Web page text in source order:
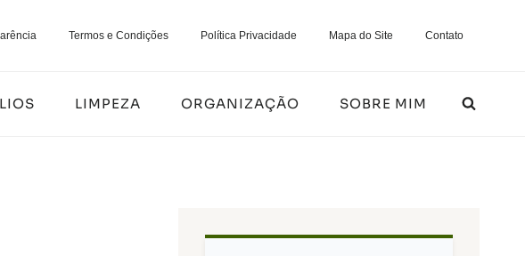
Termos e Condições Política Privacidade Mapa do Site Contato
LIMPEZA ORGANIZAÇÃO SOBRE MIM